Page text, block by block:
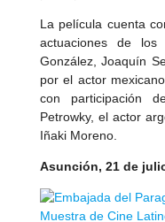
La película cuenta
actuaciones de los
González, Joaquín
por el actor
con participación
Petrowky, el actor
Iñaki Moreno.
Asunción, 21 de